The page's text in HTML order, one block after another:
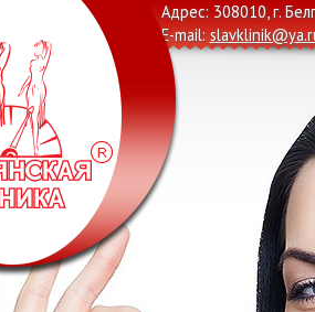
Адрес: 308010, г.
E-mail: